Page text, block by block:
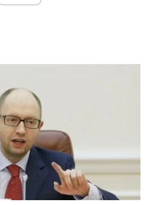
Війна
Політика
Світ
Наука